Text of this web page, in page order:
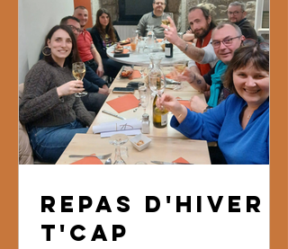
Trouvez l'inspiration en flânant dans les
rues de Tence, ou sur notre site :
www.tcaptence.fr/adherents
#fêtedesmères #fêtedesmères2026
#mamanjetaime #tcap #tence
#commercelocal
#commercedeproximité
Repas d'hiver
T'CAP